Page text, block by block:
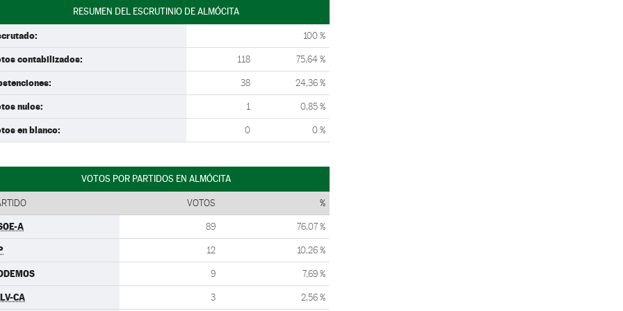
RESUMEN DEL ESCRUTINIO DE ALMÓCITA
100 %
contabilizados: 118 75,64 %
38 24,36 %
nulos: 1 0,85 %
en blanco: 0 0 %
VOTOS POR PARTIDOS EN ALMÓCITA
VOTOS %
A 89 76,07 %
12 10,26 %
9 7,69 %
CA 3 2,56 %